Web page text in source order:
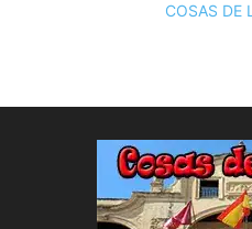
COSAS DE